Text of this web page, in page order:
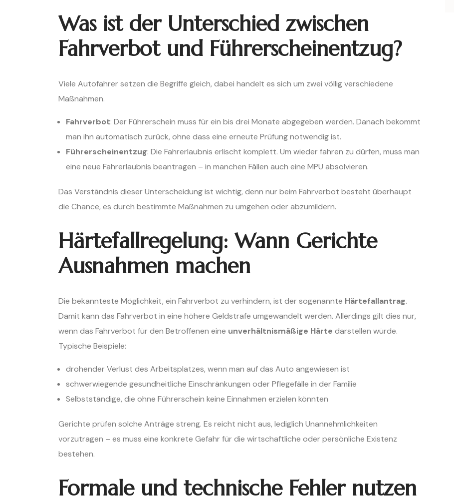
Was ist der Unterschied zwischen
Fahrverbot und Führerscheinentzug?
Viele Autofahrer setzen die Begriffe gleich, dabei handelt es sich um zwei völlig verschiedene
Maßnahmen.
Fahrverbot: Der Führerschein muss für ein bis drei Monate abgegeben werden. Danach bekommt
man ihn automatisch zurück, ohne dass eine erneute Prüfung notwendig ist.
Führerscheinentzug: Die Fahrerlaubnis erlischt komplett. Um wieder fahren zu dürfen, muss man
eine neue Fahrerlaubnis beantragen – in manchen Fällen auch eine MPU absolvieren.
Das Verständnis dieser Unterscheidung ist wichtig, denn nur beim Fahrverbot besteht überhaupt
die Chance, es durch bestimmte Maßnahmen zu umgehen oder abzumildern.
Härtefallregelung: Wann Gerichte
Ausnahmen machen
Die bekannteste Möglichkeit, ein Fahrverbot zu verhindern, ist der sogenannte Härtefallantrag.
Damit kann das Fahrverbot in eine höhere Geldstrafe umgewandelt werden. Allerdings gilt dies nur,
wenn das Fahrverbot für den Betroffenen eine unverhältnismäßige Härte darstellen würde.
Typische Beispiele:
drohender Verlust des Arbeitsplatzes, wenn man auf das Auto angewiesen ist
schwerwiegende gesundheitliche Einschränkungen oder Pflegefälle in der Familie
Selbstständige, die ohne Führerschein keine Einnahmen erzielen könnten
Gerichte prüfen solche Anträge streng. Es reicht nicht aus, lediglich Unannehmlichkeiten
vorzutragen – es muss eine konkrete Gefahr für die wirtschaftliche oder persönliche Existenz
bestehen.
Formale und technische Fehler nutzen